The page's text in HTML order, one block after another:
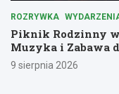
ROZRYWKA
Piknik Rodzinny w
Muzyka i Zabawa
9 sierpnia 2026